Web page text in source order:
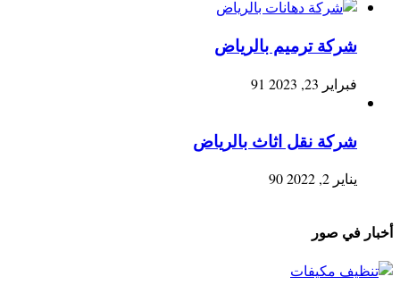
شركة ترميم بالرياض
فبراير 23, 2023 91
شركة نقل اثاث بالرياض
يناير 2, 2022 90
أخبار في صور